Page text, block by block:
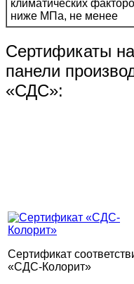
климатических
ниже МПа, не менее
Сертификаты
панели
«СДС»:
Сертификат
«СДС-Колорит»